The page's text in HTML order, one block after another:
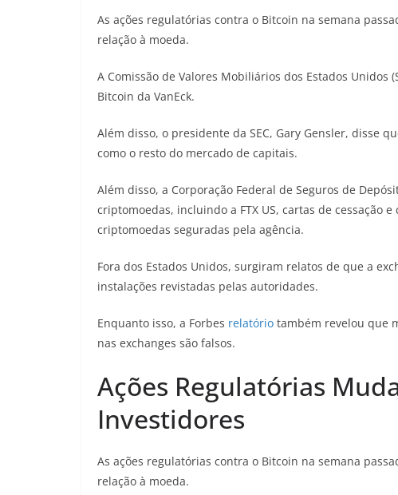
As ações regulatórias contra o Bitcoin na semana
relação à moeda.
A Comissão de Valores Mobiliários dos Estados Unidos
Bitcoin da VanEck.
Além disso, o presidente da SEC, Gary Gensler, disse
como o resto do mercado de capitais.
Além disso, a Corporação Federal de Seguros de
criptomoedas, incluindo a FTX US, cartas de cessação
criptomoedas seguradas pela agência.
Fora dos Estados Unidos, surgiram relatos de que a
instalações revistadas pelas autoridades.
Enquanto isso, a Forbes relatório também revelou que
nas exchanges são falsos.
Ações Regulatórias
Investidores
As ações regulatórias contra o Bitcoin na semana
relação à moeda.